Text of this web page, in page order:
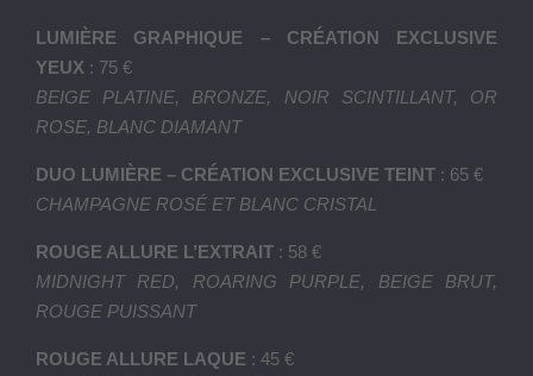
LUMIÈRE GRAPHIQUE – CRÉATION EXCLUSIVE
YEUX : 75 €
BEIGE PLATINE, BRONZE, NOIR SCINTILLANT, OR
ROSE, BLANC DIAMANT
DUO LUMIÈRE – CRÉATION EXCLUSIVE TEINT : 65 €
CHAMPAGNE ROSÉ ET BLANC CRISTAL
ROUGE ALLURE L’EXTRAIT : 58 €
MIDNIGHT RED, ROARING PURPLE, BEIGE BRUT,
ROUGE PUISSANT
ROUGE ALLURE LAQUE : 45 €